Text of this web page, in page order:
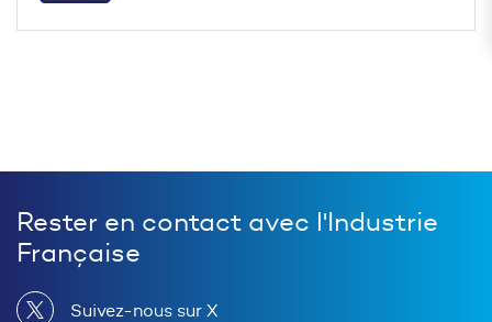
Rester en contact avec l'Industrie
Française
Suivez-nous sur X